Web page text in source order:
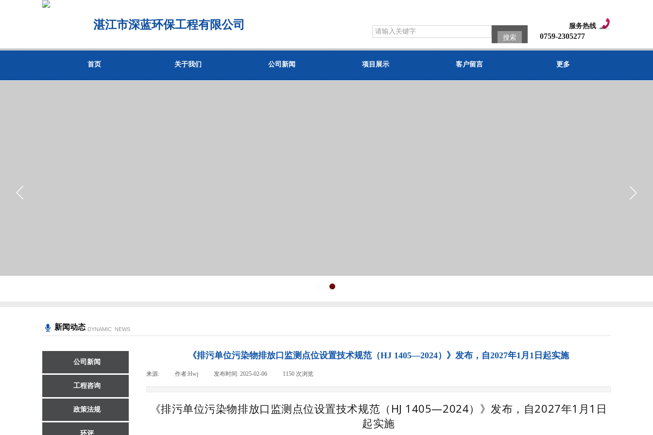
湛江市深蓝环保工程有限公司
服务热线
搜索
0759-2305277
首页 关于我们 公司新闻 项目展示 客户留言 更多
新闻动态 DYNAMIC NEWS
《排污单位污染物排放口监测点位设置技术规范（HJ 1405—2024）》发布，自2027年1月1日起实施
来源: 作者:Hwj 发布时间: 2025-02-06 1150 次浏览
《排污单位污染物排放口监测点位设置技术规范（HJ 1405—2024）》发布，自2027年1月1日
起实施
公司新闻
工程咨询
政策法规
环评